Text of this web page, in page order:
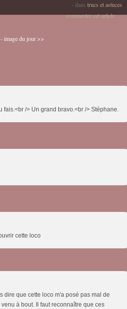
- dans trucs et astuces
commenter cet article…
image du jour >>
/> Un grand bravo.<br /> Stéphane.
cette loco
dire que cette loco m'a posé pas mal de
à bout. Il faut reconnaître que ces